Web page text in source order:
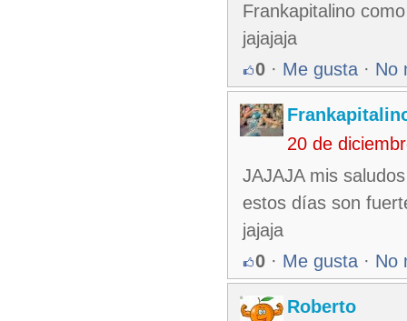
Frankapitalino
jajajaja
0 · Me gusta · No
20 de
JAJAJA mis
estos días son
jajaja
0 · Me gusta · No
Roberto